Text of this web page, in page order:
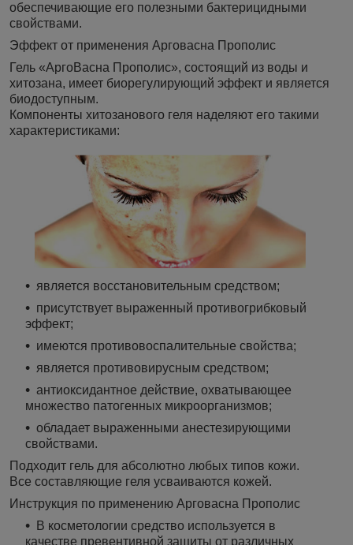
обеспечивающие его полезными бактерицидными
свойствами.
Эффект от применения Арговасна Прополис
Гель «АргоВасна Прополис», состоящий из воды и
хитозана, имеет биорегулирующий эффект и является
биодоступным.
Компоненты хитозанового геля наделяют его такими
характеристиками:
является восстановительным средством;
присутствует выраженный противогрибковый
эффект;
имеются противовоспалительные свойства;
является противовирусным средством;
антиоксидантное действие, охватывающее
множество патогенных микроорганизмов;
обладает выраженными анестезирующими
свойствами.
Подходит гель для абсолютно любых типов кожи.
Все составляющие геля усваиваются кожей.
Инструкция по применению Арговасна Прополис
В косметологии средство используется в
качестве превентивной защиты от различных